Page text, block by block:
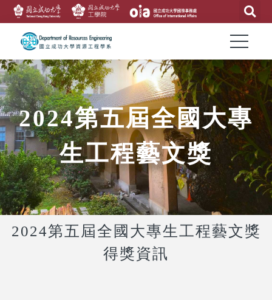
2024第五屆全國大專
生工程藝文獎
2024第五屆全國大專生工程藝文獎
得獎資訊